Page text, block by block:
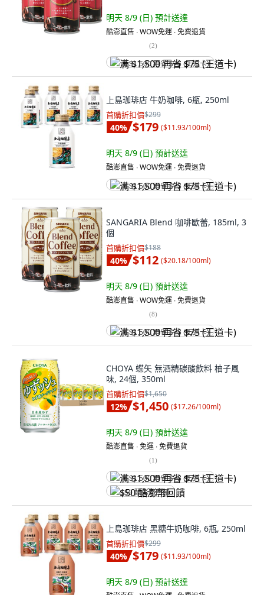
明天 8/9 (日) 預計送達
酷澎直售 ∙ WOW免運 ∙ 免費退貨
(2)
满 $1,500 再省 $75 (王道卡)
上島珈琲店 牛奶咖啡, 6瓶, 250ml
首購折扣價$299
40% $179 ($11.93/100ml)
明天 8/9 (日) 預計送達
酷澎直售 ∙ WOW免運 ∙ 免費退貨
满 $1,500 再省 $75 (王道卡)
SANGARIA Blend 咖啡歐蕾, 185ml, 3
個
首購折扣價$188
40% $112 ($20.18/100ml)
明天 8/9 (日) 預計送達
酷澎直售 ∙ WOW免運 ∙ 免費退貨
(8)
满 $1,500 再省 $75 (王道卡)
CHOYA 蝶矢 無酒精碳酸飲料 柚子風
味, 24個, 350ml
首購折扣價$1,650
12% $1,450 ($17.26/100ml)
明天 8/9 (日) 預計送達
酷澎直售 ∙ 免運 ∙ 免費退貨
(1)
满 $1,500 再省 $75 (王道卡)
$50 酷澎幣回饋
上島珈琲店 黑糖牛奶咖啡, 6瓶, 250ml
首購折扣價$299
40% $179 ($11.93/100ml)
明天 8/9 (日) 預計送達